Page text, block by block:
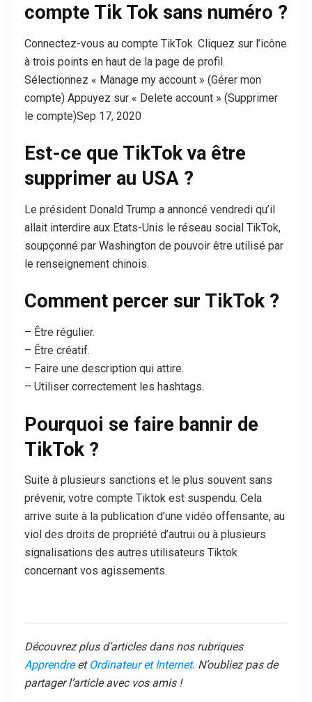
compte Tik Tok sans numéro ?
Connectez-vous au compte TikTok. Cliquez sur l’icône
à trois points en haut de la page de profil.
Sélectionnez « Manage my account » (Gérer mon
compte) Appuyez sur « Delete account » (Supprimer
le compte)Sep 17, 2020
Est-ce que TikTok va être
supprimer au USA ?
Le président Donald Trump a annoncé vendredi qu’il
allait interdire aux Etats-Unis le réseau social TikTok,
soupçonné par Washington de pouvoir être utilisé par
le renseignement chinois.
Comment percer sur TikTok ?
– Être régulier.
– Être créatif.
– Faire une description qui attire.
– Utiliser correctement les hashtags.
Pourquoi se faire bannir de
TikTok ?
Suite à plusieurs sanctions et le plus souvent sans
prévenir, votre compte Tiktok est suspendu. Cela
arrive suite à la publication d’une vidéo offensante, au
viol des droits de propriété d’autrui ou à plusieurs
signalisations des autres utilisateurs Tiktok
concernant vos agissements.
Découvrez plus d’articles dans nos rubriques
Apprendreet Ordinateur et Internet. N’oubliez pas de
partager l’article avec vos amis !